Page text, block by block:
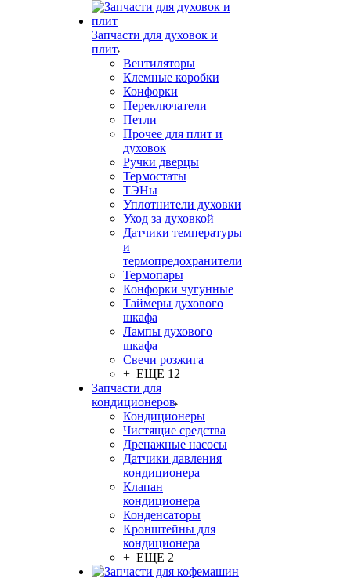
Запчасти для духовок и
плит
Вентиляторы
Клемные коробки
Конфорки
Переключатели
Петли
Прочее для плит и
духовок
Ручки дверцы
Термостаты
ТЭНы
Уплотнители духовки
Уход за духовкой
Датчики температуры
и
термопредохранители
Термопары
Конфорки чугунные
Таймеры духового
шкафа
Лампы духового
шкафа
Свечи розжига
+ ЕЩЕ 12
Запчасти для
кондиционеров
Кондиционеры
Чистящие средства
Дренажные насосы
Датчики давления
кондиционера
Клапан
кондиционера
Конденсаторы
Кронштейны для
кондиционера
+ ЕЩЕ 2